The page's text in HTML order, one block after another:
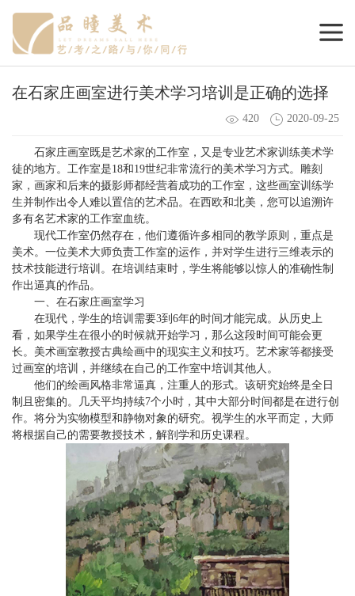
在石家庄画室进行美术学习培训是正确的选择
420 2020-09-25
石家庄画室既是艺术家的工作室，又是专业艺术家训练美术学
徒的地方。工作室是18和19世纪非常流行的美术学习方式。雕刻
家，画家和后来的摄影师都经营着成功的工作室，这些画室训练学
生并制作出令人难以置信的艺术品。在西欧和北美，您可以追溯许
多有名艺术家的工作室血统。
现代工作室仍然存在，他们遵循许多相同的教学原则，重点是
美术。一位美术大师负责工作室的运作，并对学生进行三维表示的
技术技能进行培训。在培训结束时，学生将能够以惊人的准确性制
作出逼真的作品。
一、在石家庄画室学习
在现代，学生的培训需要3到6年的时间才能完成。从历史上
看，如果学生在很小的时候就开始学习，那么这段时间可能会更
长。美术画室教授古典绘画中的现实主义和技巧。艺术家等都接受
过画室的培训，并继续在自己的工作室中培训其他人。
他们的绘画风格非常逼真，注重人的形式。该研究始终是全日
制且密集的。几天平均持续7个小时，其中大部分时间都是在进行创
作。将分为实物模型和静物对象的研究。视学生的水平而定，大师
将根据自己的需要教授技术，解剖学和历史课程。